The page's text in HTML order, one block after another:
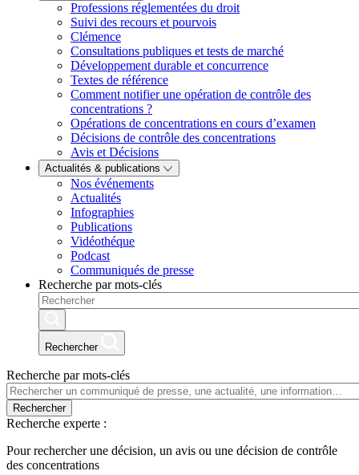
Professions réglementées du droit
Suivi des recours et pourvois
Clémence
Consultations publiques et tests de marché
Développement durable et concurrence
Textes de référence
Comment notifier une opération de contrôle des
concentrations ?
Opérations de concentrations en cours d’examen
Décisions de contrôle des concentrations
Avis et Décisions
Actualités & publications
Nos événements
Actualités
Infographies
Publications
Vidéothéque
Podcast
Communiqués de presse
Recherche par mots-clés
Rechercher
Recherche par mots-clés
Rechercher
Recherche experte :
Pour rechercher une décision, un avis ou une décision de contrôle
des concentrations